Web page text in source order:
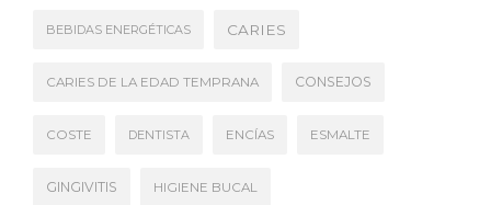
BEBIDAS ENERGÉTICAS CARIES
CARIES DE LA EDAD TEMPRANA CONSEJOS
COSTE DENTISTA ENCÍAS ESMALTE
GINGIVITIS HIGIENE BUCAL